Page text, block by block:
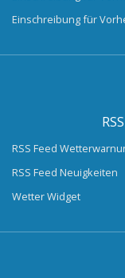
Einschreibung für
RSS Feed
RSS Feed Neuigkeiten
Wetter Widget